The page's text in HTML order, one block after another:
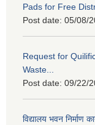
Pads for Free
Post date: 05/08/
Request for
Waste...
Post date: 09/22/
विद्यालय भवन निर्माण